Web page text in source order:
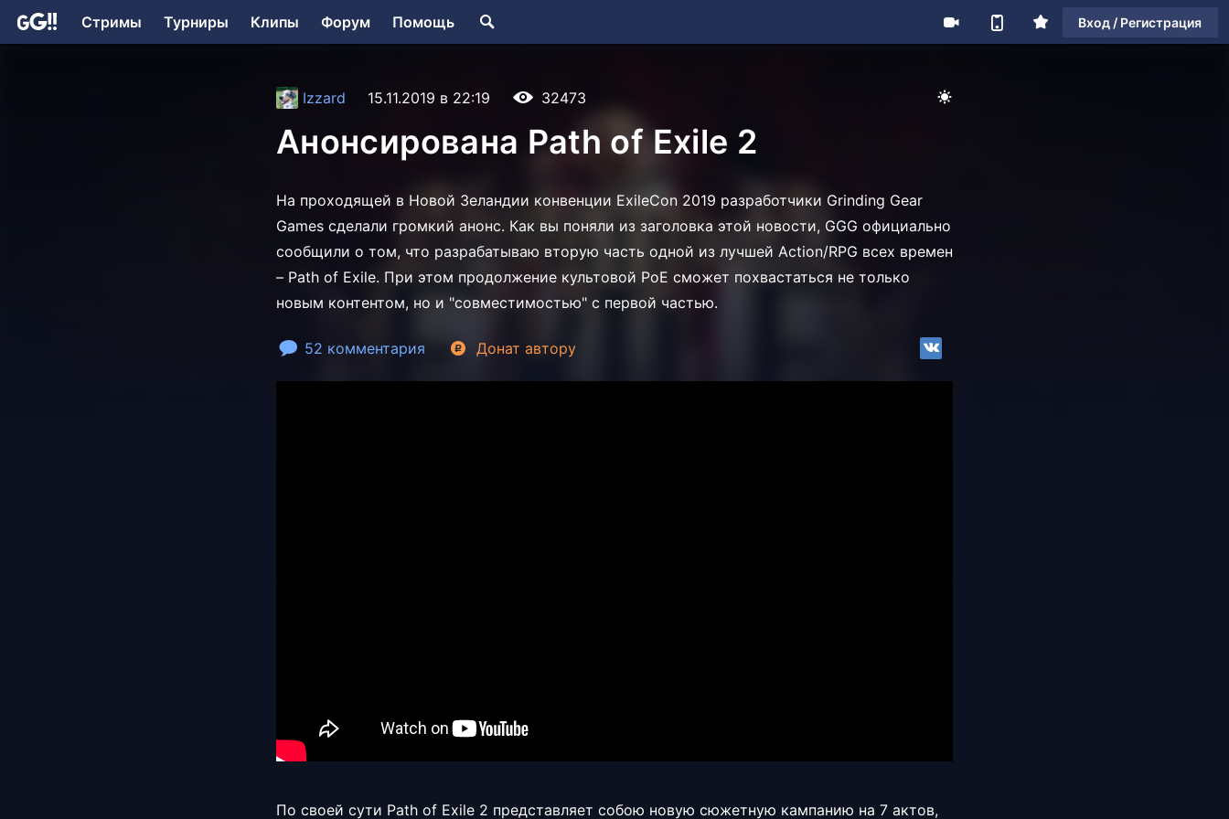
Стримы Турниры Клипы Форум Помощь Вход / Регистрация
Izzard 15.11.2019 в 22:19 32473
Анонсирована Path of Exile 2
На проходящей в Новой Зеландии конвенции ExileCon 2019 разработчики Grinding Gear
Games сделали громкий анонс. Как вы поняли из заголовка этой новости, GGG официально
сообщили о том, что разрабатываю вторую часть одной из лучшей Action/RPG всех времен
– Path of Exile. При этом продолжение культовой PoE сможет похвастаться не только
новым контентом, но и "совместимостью" с первой частью.
52 комментария Донат автору
По своей сути Path of Exile 2 представляет собою новую сюжетную кампанию на 7 актов,